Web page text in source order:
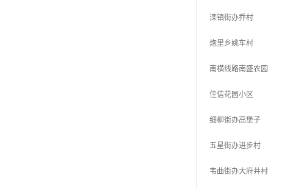
滦镇街办乔村
炮里乡姚车村
南横线路南盛农园
佳信花园小区
细柳街办高堡子
五星街办进步村
韦曲街办大府井村